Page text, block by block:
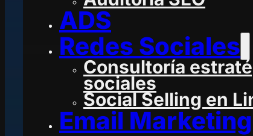
ADS
Redes Sociales
Consultoría
sociales
Social Selling en
Email Marketing